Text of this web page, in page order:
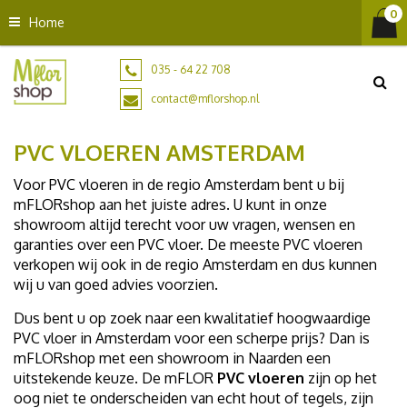
n
Home
035 - 64 22 708
contact@mflorshop.nl
PVC VLOEREN AMSTERDAM
Voor PVC vloeren in de regio Amsterdam bent u bij
mFLORshop aan het juiste adres. U kunt in onze
showroom altijd terecht voor uw vragen, wensen en
garanties over een PVC vloer. De meeste PVC vloeren
verkopen wij ook in de regio Amsterdam en dus kunnen
wij u van goed advies voorzien.
Dus bent u op zoek naar een kwalitatief hoogwaardige
PVC vloer in Amsterdam voor een scherpe prijs? Dan is
mFLORshop met een showroom in Naarden een
uitstekende keuze. De mFLOR PVC vloeren zijn op het
oog niet te onderscheiden van echt hout of tegels, zijn